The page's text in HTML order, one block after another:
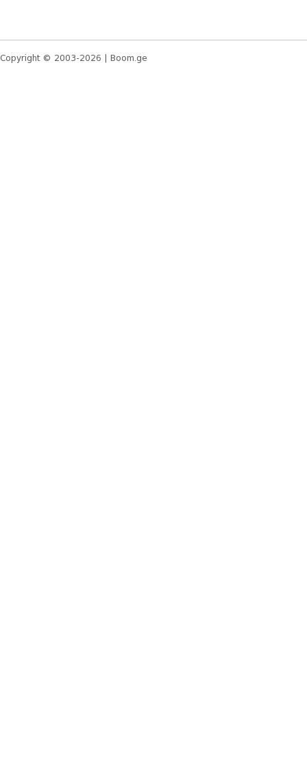
Copyright © 2003-2026 | Boom.ge